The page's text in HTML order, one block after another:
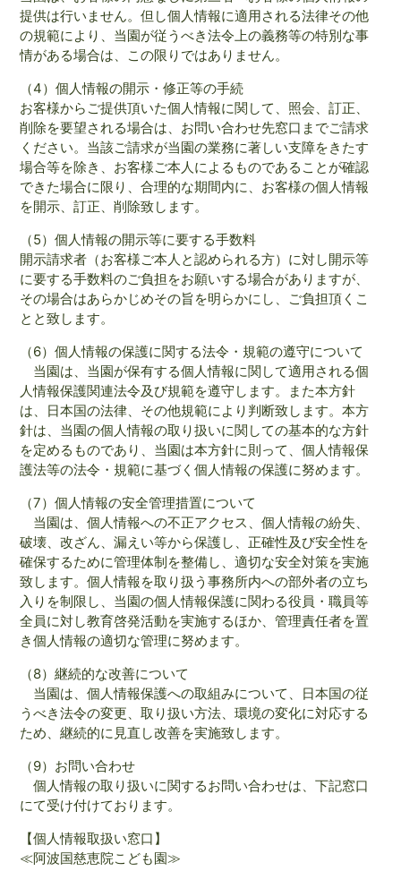
提供は行いません。但し個人情報に適用される法律その他
の規範により、当園が従うべき法令上の義務等の特別な事
情がある場合は、この限りではありません。
（4）個人情報の開示・修正等の手続
お客様からご提供頂いた個人情報に関して、照会、訂正、
削除を要望される場合は、お問い合わせ先窓口までご請求
ください。当該ご請求が当園の業務に著しい支障をきたす
場合等を除き、お客様ご本人によるものであることが確認
できた場合に限り、合理的な期間内に、お客様の個人情報
を開示、訂正、削除致します。
（5）個人情報の開示等に要する手数料
開示請求者（お客様ご本人と認められる方）に対し開示等
に要する手数料のご負担をお願いする場合がありますが、
その場合はあらかじめその旨を明らかにし、ご負担頂くこ
とと致します。
（6）個人情報の保護に関する法令・規範の遵守について
当園は、当園が保有する個人情報に関して適用される個
人情報保護関連法令及び規範を遵守します。また本方針
は、日本国の法律、その他規範により判断致します。本方
針は、当園の個人情報の取り扱いに関しての基本的な方針
を定めるものであり、当園は本方針に則って、個人情報保
護法等の法令・規範に基づく個人情報の保護に努めます。
（7）個人情報の安全管理措置について
当園は、個人情報への不正アクセス、個人情報の紛失、
破壊、改ざん、漏えい等から保護し、正確性及び安全性を
確保するために管理体制を整備し、適切な安全対策を実施
致します。個人情報を取り扱う事務所内への部外者の立ち
入りを制限し、当園の個人情報保護に関わる役員・職員等
全員に対し教育啓発活動を実施するほか、管理責任者を置
き個人情報の適切な管理に努めます。
（8）継続的な改善について
当園は、個人情報保護への取組みについて、日本国の従
うべき法令の変更、取り扱い方法、環境の変化に対応する
ため、継続的に見直し改善を実施致します。
（9）お問い合わせ
個人情報の取り扱いに関するお問い合わせは、下記窓口
にて受け付けております。
【個人情報取扱い窓口】
≪阿波国慈恵院こども園≫